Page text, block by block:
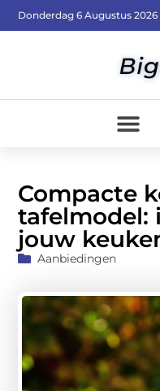
Donderdag 6 Augustus 2026
Compacte
tafelmodel:
jouw
Aanbiedingen